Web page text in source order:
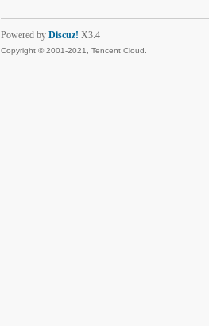
Powered by Discuz! X3.4
Copyright © 2001-2021, Tencent Cloud.